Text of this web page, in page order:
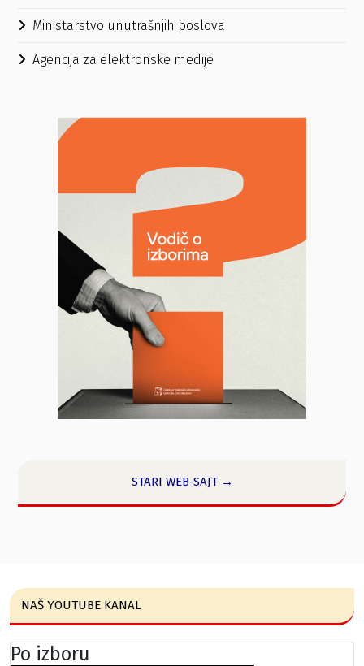
Ministarstvo unutrašnjih poslova
Agencija za elektronske medije
STARI WEB-SAJT →
NAŠ YOUTUBE KANAL
Po izboru